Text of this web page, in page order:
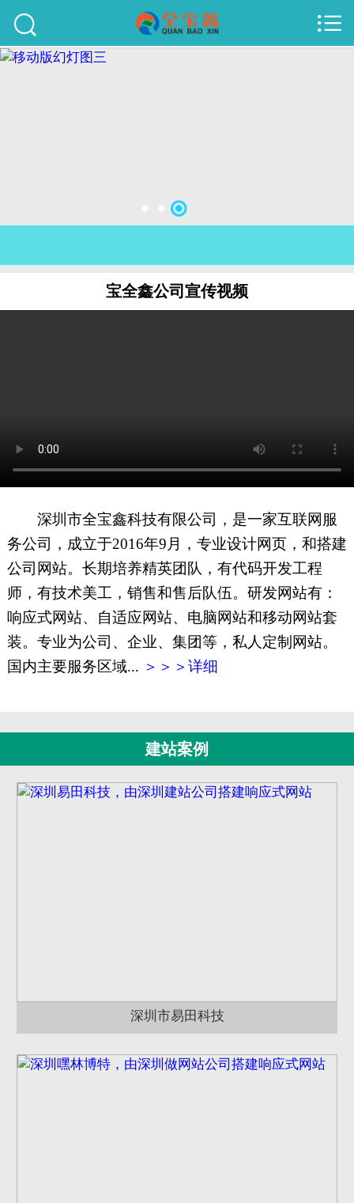
关于我们
联系我们
51La
XML地图


宝全鑫公司宣传视频
深圳市全宝鑫科技有限公司，是一家互联网服
务公司，成立于2016年9月，专业设计网页，和搭建
公司网站。长期培养精英团队，有代码开发工程
师，有技术美工，销售和售后队伍。研发网站有：
响应式网站、自适应网站、电脑网站和移动网站套
装。专业为公司、企业、集团等，私人定制网站。
国内主要服务区域... ＞＞＞详细
建站案例
深圳市易田科技